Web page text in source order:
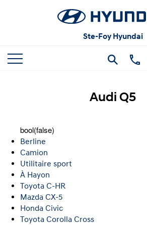
Ste-Foy Hyundai
Audi Q5
bool(false)
Berline
Camion
Utilitaire sport
À Hayon
Toyota C-HR
Mazda CX-5
Honda Civic
Toyota Corolla Cross